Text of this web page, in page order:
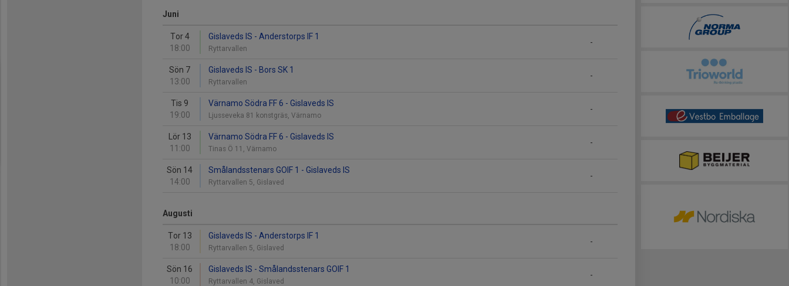
Juni
Tor 4
18:00
-
Gislaveds IS - Anderstorps IF 1
Ryttarvallen
Sön 7
13:00
-
Gislaveds IS - Bors SK 1
Ryttarvallen
Tis 9
19:00
-
Värnamo Södra FF 6 - Gislaveds IS
Ljusseveka 81 konstgräs, Värnamo
Lör 13
11:00
-
Värnamo Södra FF 6 - Gislaveds IS
Tinas Ö 11, Värnamo
Sön 14
14:00
-
Smålandsstenars GOIF 1 - Gislaveds IS
Ryttarvallen 5, Gislaved
Augusti
Tor 13
18:00
-
Gislaveds IS - Anderstorps IF 1
Ryttarvallen 5, Gislaved
Sön 16
10:00
-
Gislaveds IS - Smålandsstenars GOIF 1
Ryttarvallen 4, Gislaved